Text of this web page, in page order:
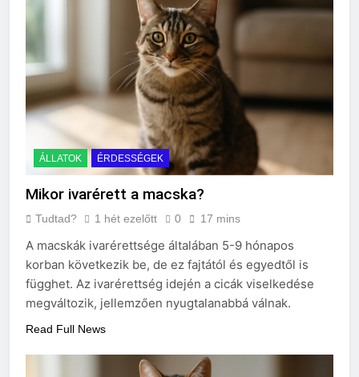
Mikor kell büfiztetni a
babát?
1 Nap Ezelőtt
Mennyi cement kell?
2 Nap Ezelőtt
Mit jelent a thm hogy kell
számolni?
2 Nap Ezelőtt
Miért zsibbad a kéz?
2 Nap Ezelőtt
Miért fáj a váll?
3 Nap Ezelőtt
3 Nap Ezelőtt
ÁLLATOK ÉRDESSÉGEK
Mikor ivarérett a macska?
Tudtad? 1 hét ezelőtt 0 17 mins
A macskák ivarérettsége általában 5-9 hónapos
korban következik be, de ez fajtától és egyedtől is
függhet. Az ivarérettség idején a cicák viselkedése
megváltozik, jellemzően nyugtalanabbá válnak.
Read Full News